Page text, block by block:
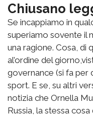
Chiusano
Se incappiamo in
superiamo sovente il
una ragione. Cosa, di
al’ordine del
governance (si fa per
sport. E se, su altri
notizia che Ornella
Russia, la stessa